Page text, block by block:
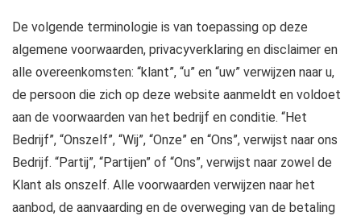
De volgende terminologie is van toepassing op deze
algemene voorwaarden, privacyverklaring en disclaimer en
alle overeenkomsten: “klant”, “u” en “uw” verwijzen naar u,
de persoon die zich op deze website aanmeldt en voldoet
aan de voorwaarden van het bedrijf en conditie. “Het
Bedrijf”, “Onszelf”, “Wij”, “Onze” en “Ons”, verwijst naar ons
Bedrijf. “Partij”, “Partijen” of “Ons”, verwijst naar zowel de
Klant als onszelf. Alle voorwaarden verwijzen naar het
aanbod, de aanvaarding en de overweging van de betaling